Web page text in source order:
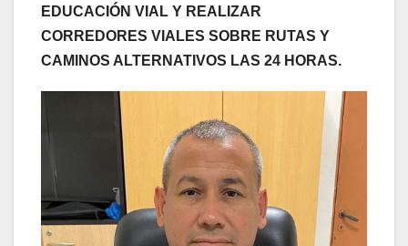
EDUCACIÓN VIAL Y REALIZAR
CORREDORES VIALES SOBRE RUTAS Y
CAMINOS ALTERNATIVOS LAS 24 HORAS.